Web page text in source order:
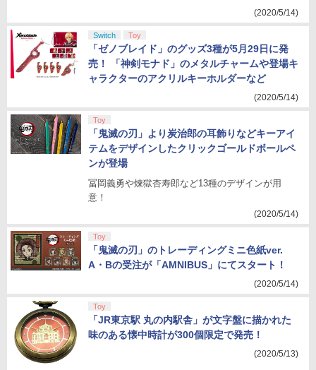
(2020/5/14)
Switch Toy
「ゼノブレイド」のグッズ3種が5月29日に発
売！ 「神剣モナド」のメタルチャームや登場キ
ャラクターのアクリルキーホルダーなど
(2020/5/14)
Toy
「鬼滅の刃」より炭治郎の耳飾りなどキーアイ
テムをデザインしたクリックゴールドボールペ
ンが登場
冨岡義勇や煉獄杏寿郎など13種のデザインが用
意！
(2020/5/14)
Toy
「鬼滅の刃」のトレーディングミニ色紙ver.
A・Bの受注が「AMNIBUS」にてスタート！
(2020/5/14)
Toy
「JR東京駅 丸の内駅舎」が文字盤に描かれた
味のある懐中時計が300個限定で発売！
(2020/5/13)